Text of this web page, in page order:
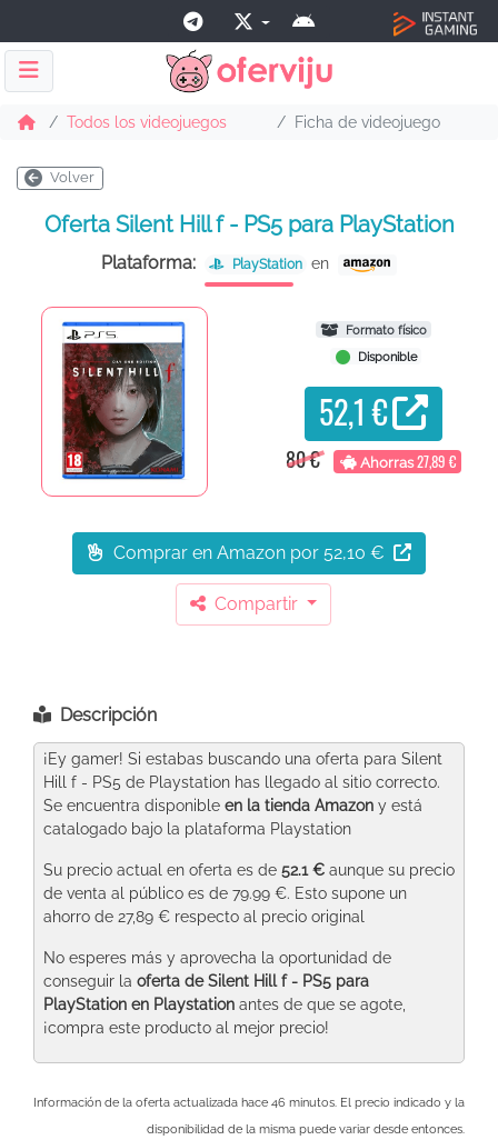
Todos los videojuegos Ficha de videojuego
Volver
Oferta Silent Hill f - PS5 para PlayStation
Plataforma: PlayStation en
Formato físico
Disponible
52,1 €
80 € Ahorras27,89 €
Comprar en Amazon por 52,10 €
Compartir
Descripción
¡Ey gamer! Si estabas buscando una oferta para Silent
Hill f - PS5 de Playstation has llegado al sitio correcto.
Se encuentra disponible en la tienda Amazon y está
catalogado bajo la plataforma Playstation
Su precio actual en oferta es de 52.1 € aunque su precio
de venta al público es de 79.99 €. Esto supone un
ahorro de 27,89 € respecto al precio original
No esperes más y aprovecha la oportunidad de
conseguir la oferta de Silent Hill f - PS5 para
PlayStation en Playstation antes de que se agote,
¡compra este producto al mejor precio!
Información de la oferta actualizada hace 46 minutos. El precio indicado y la
disponibilidad de la misma puede variar desde entonces.